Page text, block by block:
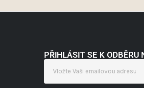
PŘIHLÁSIT SE K ODBĚRU